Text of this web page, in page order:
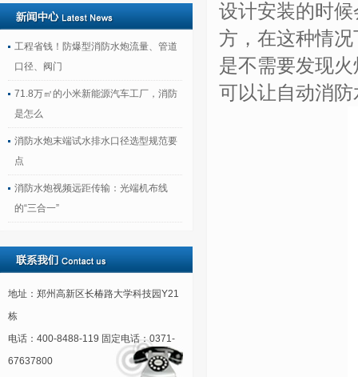
工程省钱！防爆型消防水炮流量、管道
口径、阀门
71.8万㎡的小米新能源汽车工厂，消防
是怎么
消防水炮末端试水排水口径选型规范要
点
消防水炮视频远距传输：光端机布线
的“三合一”
地址：郑州高新区长椿路大学科技园Y21
栋
电话：400-8488-119 固定电话：0371-
67637800
设计安装的时
方，在这种情
是不需要发现
可以让自动消防